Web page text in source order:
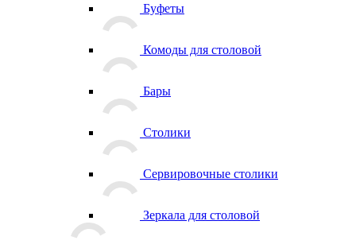
Буфеты
Комоды для столовой
Бары
Столики
Сервировочные столики
Зеркала для столовой